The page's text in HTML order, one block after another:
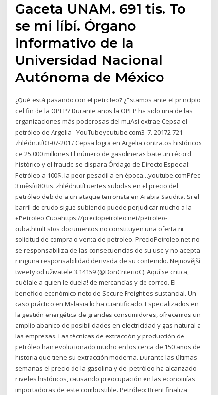
Gaceta UNAM. 691 tis. To
se mi líbí. Órgano
informativo de la
Universidad Nacional
Autónoma de México
¿Qué está pasando con el petroleo? ¿Estamos ante el principio
del fin de la OPEP? Durante años la OPEP ha sido una de las
organizaciones más poderosas del muAsí extrae Cepsa el
petróleo de Argelia - YouTubeyoutube.com3. 7. 20172 721
zhlédnutí03-07-2017 Cepsa logra en Argelia contratos históricos
de 25.000 millones El número de gasolineras bate un récord
histórico y el fraude se dispara Órdago de Directo Especial:
Petróleo a 100$, la peor pesadilla en época…youtube.comPřed
3 měsíci80 tis. zhlédnutíFuertes subidas en el precio del
petróleo debido a un ataque terrorista en Arabia Saudita. Si el
barril de crudo sigue subiendo puede perjudicar mucho a la
ePetroleo Cubahttps://preciopetroleo.net/petroleo-
cuba.htmlEstos documentos no constituyen una oferta ni
solicitud de compra o venta de petroleo. PrecioPetroleo.net no
se responsabiliza de las consecuencias de su uso y no acepta
ninguna responsabilidad derivada de su contenido. Nejnovější
tweety od uživatele 3.14159 (@DonCriterioC). Aquí se critica,
duélale a quien le duela! de mercancías y de correo. El
beneficio económico neto de Secure Freight es sustancial. Un
caso práctico en Malasia lo ha cuantificado. Especializados en
la gestión energética de grandes consumidores, ofrecemos un
amplio abanico de posibilidades en electricidad y gas natural a
las empresas. Las técnicas de extracción y producción de
petróleo han evolucionado mucho en los cerca de 150 años de
historia que tiene su extracción moderna. Durante las últimas
semanas el precio de la gasolina y del petróleo ha alcanzado
niveles históricos, causando preocupación en las economías
importadoras de este combustible. Petróleo: Brent finaliza